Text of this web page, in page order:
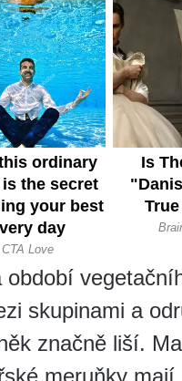
období
skupinami a
značně liší.